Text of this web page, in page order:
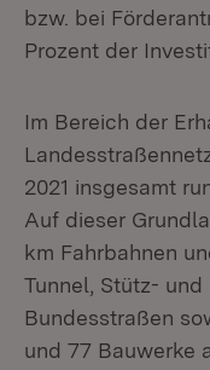
bzw. bei
Prozent der
Im Bereich der
2021 insgesamt
Auf dieser
km Fahrbahnen
Tunnel, Stütz-
Bundesstraßen
und 77 Bauwerke